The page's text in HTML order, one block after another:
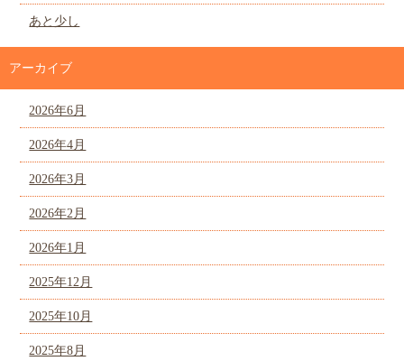
あと少し
アーカイブ
2026年6月
2026年4月
2026年3月
2026年2月
2026年1月
2025年12月
2025年10月
2025年8月